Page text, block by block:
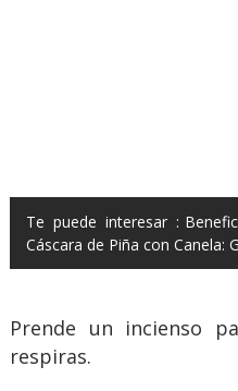
Te puede interesar :
Cáscara de Piña con Canela:
Prende un incienso
respiras.